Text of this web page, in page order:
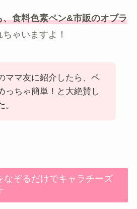
食料色素ペン&市販のオブラ
ゃいますよ！
ママ友に紹介したら、ペ
っちゃ簡単！と大絶賛し
。
なぞるだけでキャラチーズ